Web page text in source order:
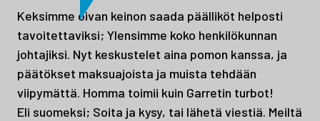
Keksimme oivan keinon saada päälliköt helposti
tavoitettaviksi; Ylensimme koko henkilökunnan
johtajiksi. Nyt keskustelet aina pomon kanssa, ja
päätökset maksuajoista ja muista tehdään
viipymättä. Homma toimii kuin Garretin turbot!
Eli suomeksi; Soita ja kysy, tai lähetä viestiä. Meiltä